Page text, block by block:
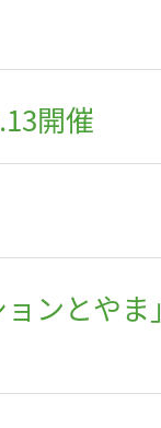
開催
ンとやま」